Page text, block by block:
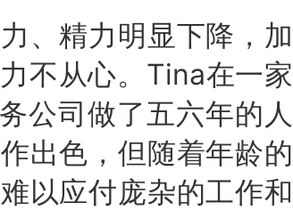
精力明显下降，加
不从心。Tina在一家
公司做了五六年的人
出色，但随着年龄的
以应付庞杂的工作和